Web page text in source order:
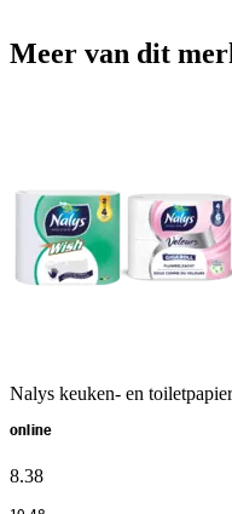
Meer van dit
Nalys keuken- en
online
8.38